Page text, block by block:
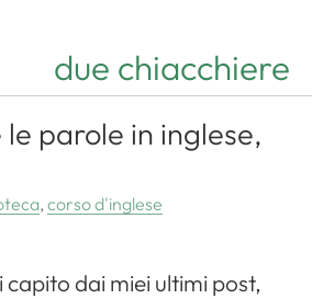
due chiacchiere
parole in inglese,
, corso d'inglese
dai miei ultimi post,